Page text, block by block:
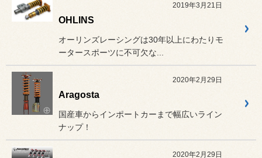
2019年3月21日
OHLINS
オーリンズレーシングは30年以上にわたりモ
ータースポーツに不可欠な...
2020年2月29日
Aragosta
国産車からインポートカーまで幅広いライン
ナップ！
2020年2月29日